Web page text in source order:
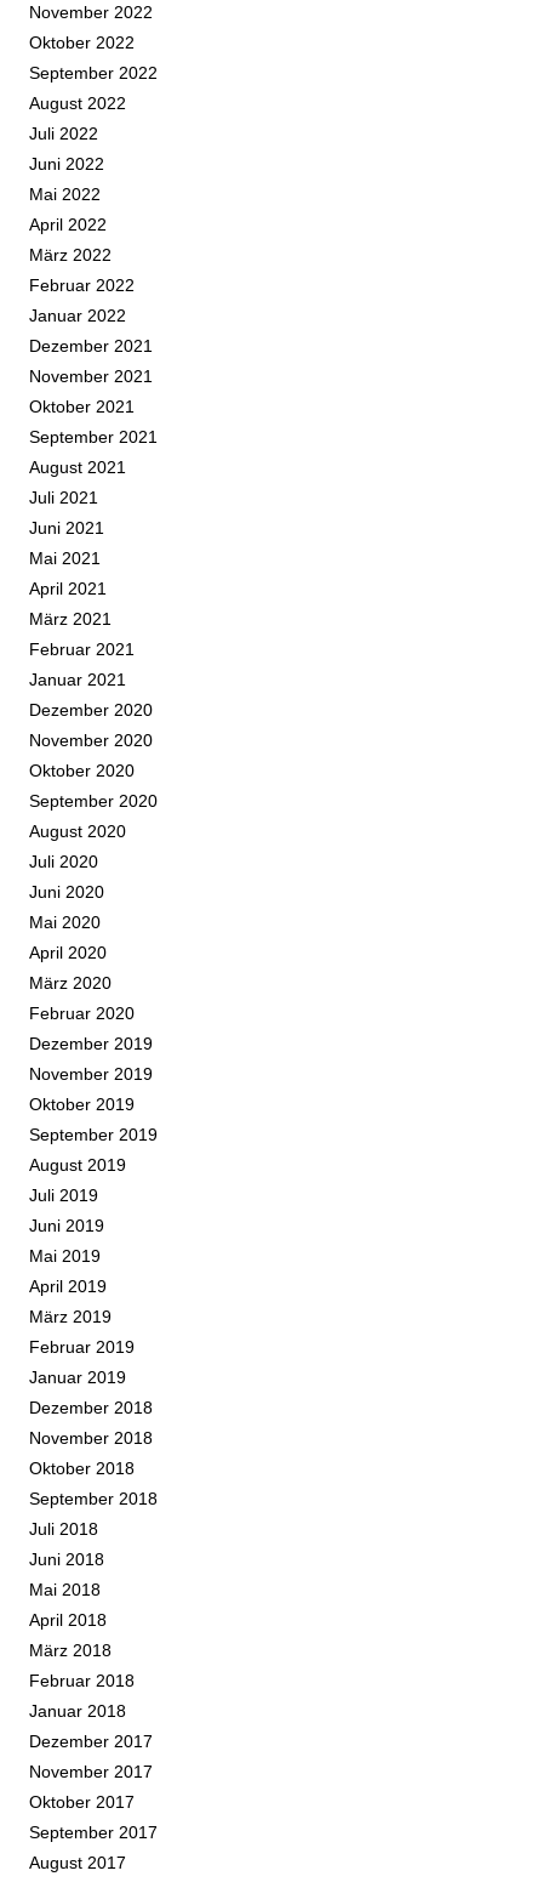
November 2022
Oktober 2022
September 2022
August 2022
Juli 2022
Juni 2022
Mai 2022
April 2022
März 2022
Februar 2022
Januar 2022
Dezember 2021
November 2021
Oktober 2021
September 2021
August 2021
Juli 2021
Juni 2021
Mai 2021
April 2021
März 2021
Februar 2021
Januar 2021
Dezember 2020
November 2020
Oktober 2020
September 2020
August 2020
Juli 2020
Juni 2020
Mai 2020
April 2020
März 2020
Februar 2020
Dezember 2019
November 2019
Oktober 2019
September 2019
August 2019
Juli 2019
Juni 2019
Mai 2019
April 2019
März 2019
Februar 2019
Januar 2019
Dezember 2018
November 2018
Oktober 2018
September 2018
Juli 2018
Juni 2018
Mai 2018
April 2018
März 2018
Februar 2018
Januar 2018
Dezember 2017
November 2017
Oktober 2017
September 2017
August 2017